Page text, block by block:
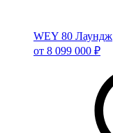
WEY 80 Лаундж
от 8 099 000 ₽